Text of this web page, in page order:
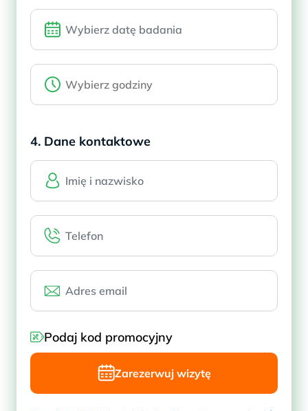
4. Dane kontaktowe
Podaj kod promocyjny
Zarezerwuj wizytę